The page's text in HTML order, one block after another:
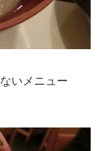
いメニュー